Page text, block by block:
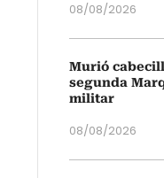
08/08/2026
Murió
segunda
militar
08/08/2026